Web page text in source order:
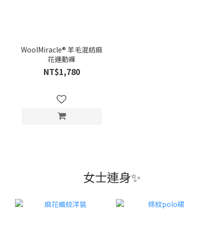
WoolMiracle® 羊毛混紡麻
花運動褲
NT$1,780
女士連身✨